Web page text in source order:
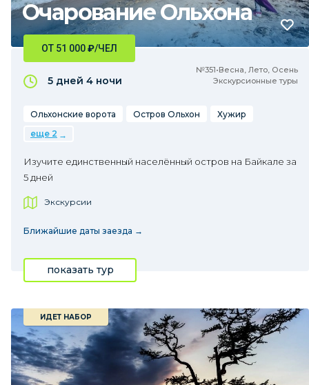
Очарование Ольхона
№351•Весна, Лето, Осень
Экскурсионные туры
ОТ 51 000₽/ЧЕЛ
5 дней 4 ночи
Ольхонские ворота Остров Ольхон
Хужир
еще 2
Изучите единственный населённый остров на Байкале за
5 дней
Экскурсии
Ближайшие даты заезда →
показать тур
ИДЕТ НАБОР